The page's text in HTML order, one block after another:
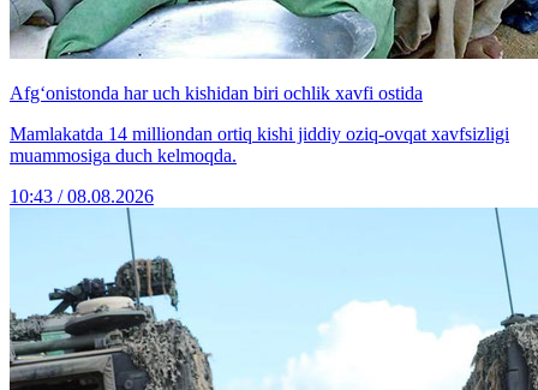
Afg‘onistonda har uch kishidan biri ochlik xavfi ostida
Mamlakatda 14 milliondan ortiq kishi jiddiy oziq-ovqat xavfsizligi
muammosiga duch kelmoqda.
10:43 / 08.08.2026